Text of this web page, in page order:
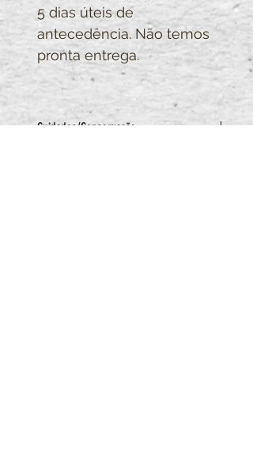
5 dias úteis de
antecedência. Não temos
pronta entrega.
Cuidados/Conservação